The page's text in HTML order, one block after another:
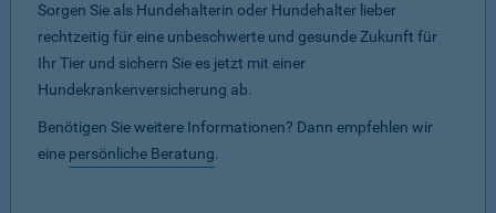
Sorgen Sie als Hundehalterin oder Hundehalter lieber
rechtzeitig für eine unbeschwerte und gesunde Zukunft für
Ihr Tier und sichern Sie es jetzt mit einer
Hundekrankenversicherung ab.
Benötigen Sie weitere Informationen? Dann empfehlen wir
eine persönliche Beratung.